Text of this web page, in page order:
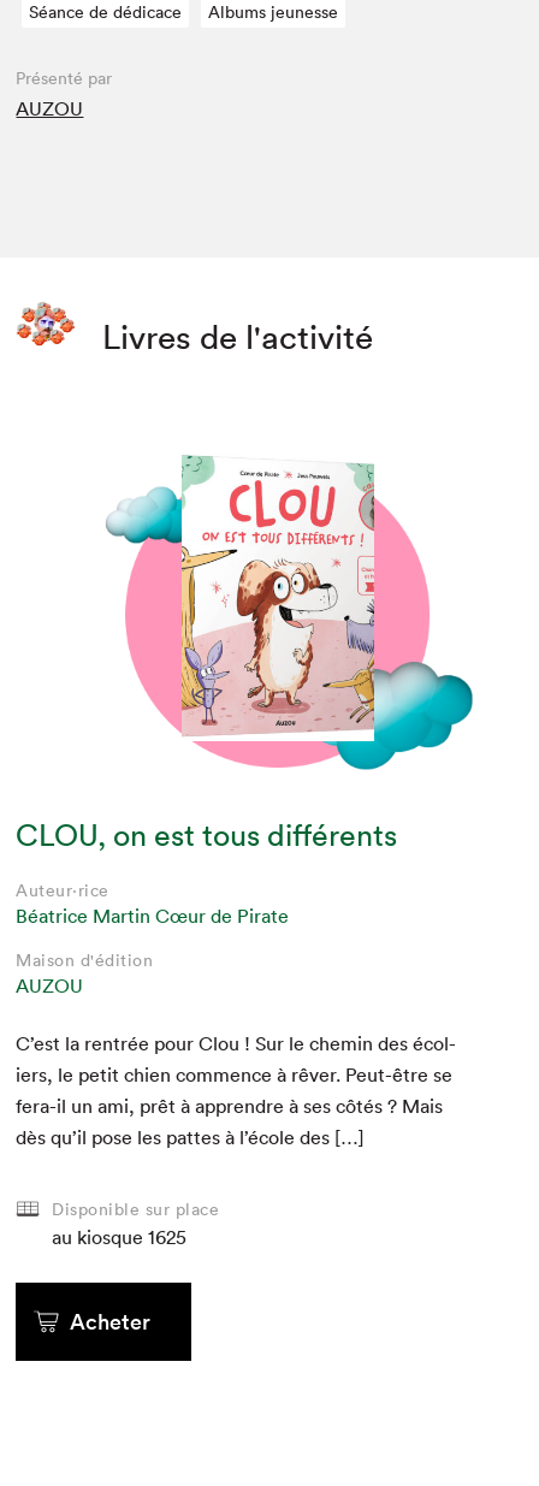
Séance de dédicace Albums jeunesse
Présenté par
AUZOU
Livres de l'activité
CLOU, on est tous différents
Auteur·rice
Béatrice Martin Cœur de Pirate
Maison d'édition
AUZOU
C’est la ren­trée pour Clou ! Sur le chemin des écol­
iers, le petit chien com­mence à rêver. Peut-être se
fera-il un ami, prêt à appren­dre à ses côtés ? Mais
dès qu’il pose les pattes à l’école des […]
Disponible sur place
au kiosque 1625
Acheter